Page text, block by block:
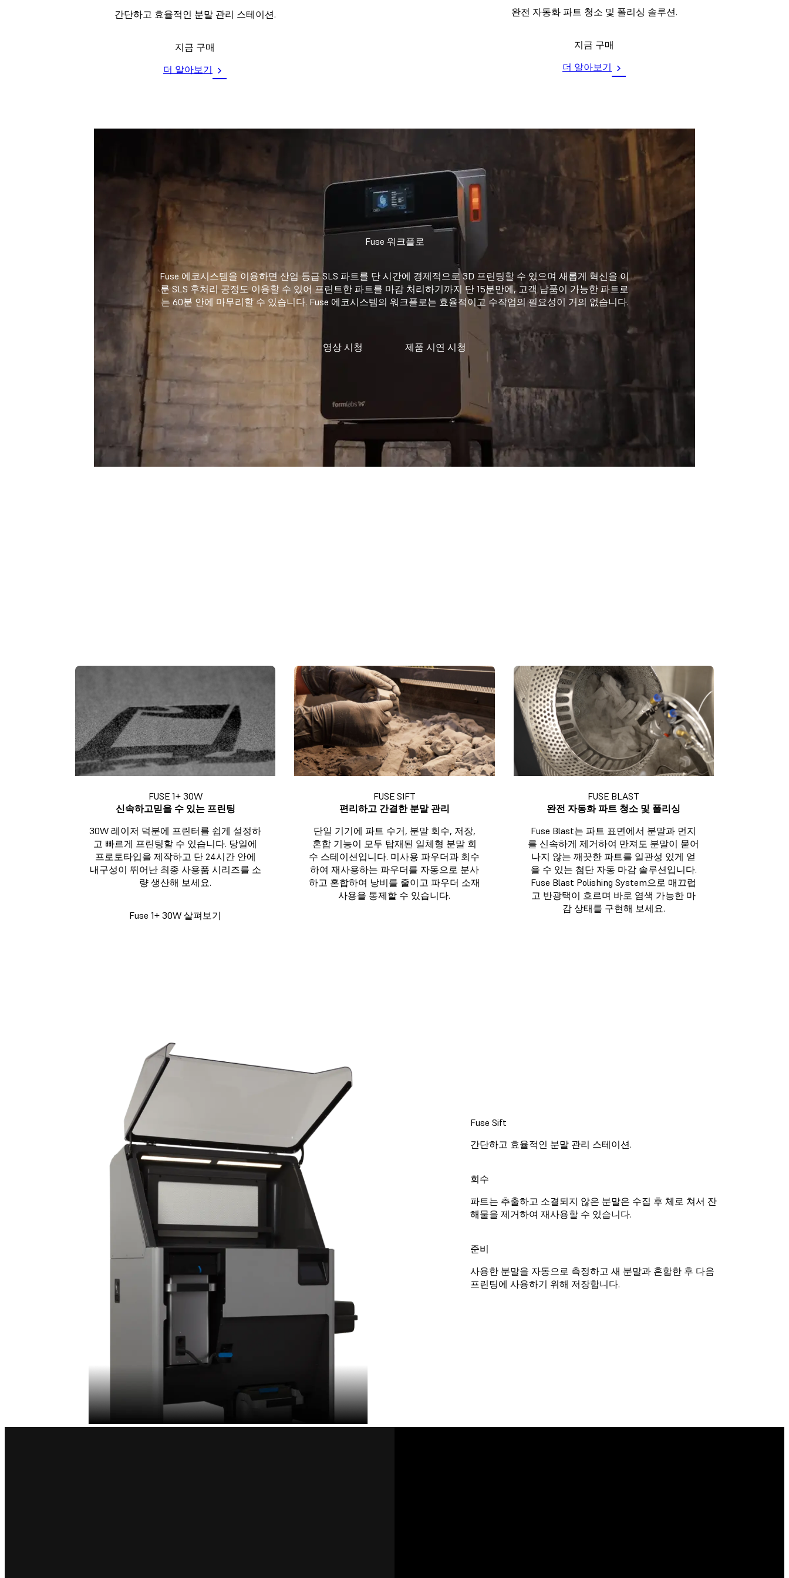
간단하고 효율적인 분말 관리 스테이션.
지금 구매
더 알아보기
완전 자동화 파트 청소 및 폴리싱 솔루션.
지금 구매
더 알아보기
Fuse 워크플로
Fuse 에코시스템을 이용하면 산업 등급 SLS 파트를 단 시간에 경제적으로 3D 프린팅할 수 있으며 새롭게 혁신을 이
룬 SLS 후처리 공정도 이용할 수 있어 프린트한 파트를 마감 처리하기까지 단 15분만에, 고객 납품이 가능한 파트로
는 60분 안에 마무리할 수 있습니다. Fuse 에코시스템의 워크플로는 효율적이고 수작업의 필요성이 거의 없습니다.
영상 시청 제품 시연 시청
FUSE 1+ 30W
신속하고믿을 수 있는 프린팅
30W 레이저 덕분에 프린터를 쉽게 설정하
고 빠르게 프린팅할 수 있습니다. 당일에
프로토타입을 제작하고 단 24시간 안에
내구성이 뛰어난 최종 사용품 시리즈를 소
량 생산해 보세요.
Fuse 1+ 30W 살펴보기
FUSE SIFT
편리하고 간결한 분말 관리
단일 기기에 파트 수거, 분말 회수, 저장,
혼합 기능이 모두 탑재된 일체형 분말 회
수 스테이션입니다. 미사용 파우더과 회수
하여 재사용하는 파우더를 자동으로 분사
하고 혼합하여 낭비를 줄이고 파우더 소재
사용을 통제할 수 있습니다.
FUSE BLAST
완전 자동화 파트 청소 및 폴리싱
Fuse Blast는 파트 표면에서 분말과 먼지
를 신속하게 제거하여 만져도 분말이 묻어
나지 않는 깨끗한 파트를 일관성 있게 얻
을 수 있는 첨단 자동 마감 솔루션입니다.
Fuse Blast Polishing System으로 매끄럽
고 반광택이 흐르며 바로 염색 가능한 마
감 상태를 구현해 보세요.
Fuse Sift
간단하고 효율적인 분말 관리 스테이션.
회수
파트는 추출하고 소결되지 않은 분말은 수집 후 체로 쳐서 잔
해물을 제거하여 재사용할 수 있습니다.
준비
사용한 분말을 자동으로 측정하고 새 분말과 혼합한 후 다음
프린팅에 사용하기 위해 저장합니다.